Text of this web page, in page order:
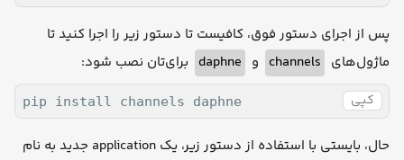
‌پس از اجرای دستور فوق، کافیست تا دستور زیر را اجرا کنید تا
ماژول‌های channels و daphne برای‌تان نصب شود:
کپی pip install channels daphne
حال، بایستی با استفاده از دستور زیر، یک application جدید به نام